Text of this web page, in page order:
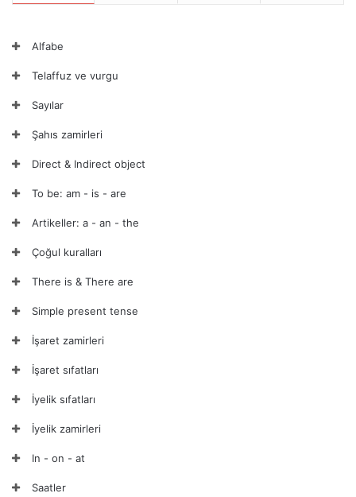
Alfabe
Telaffuz ve vurgu
Sayılar
Şahıs zamirleri
Direct & Indirect object
To be: am - is - are
Artikeller: a - an - the
Çoğul kuralları
There is & There are
Simple present tense
İşaret zamirleri
İşaret sıfatları
İyelik sıfatları
İyelik zamirleri
In - on - at
Saatler